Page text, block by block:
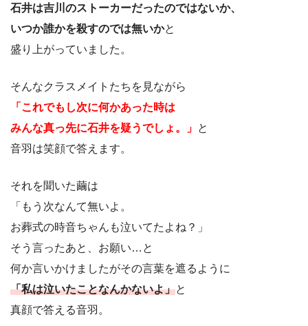
石井は吉川のストーカーだったのではないか、
いつか誰かを殺すのでは無いかと
盛り上がっていました。
そんなクラスメイトたちを見ながら
「これでもし次に何かあった時は
みんな真っ先に石井を疑うでしょ。」 と
音羽は笑顔で答えます。
それを聞いた繭は
「もう次なんて無いよ。
お葬式の時音ちゃんも泣いてたよね？」
そう言ったあと、お願い…と
何か言いかけましたがその言葉を遮るように
「私は泣いたことなんかないよ」と
真顔で答える音羽。